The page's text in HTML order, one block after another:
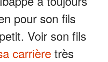
pour son fils
Voir son fils
carrière très